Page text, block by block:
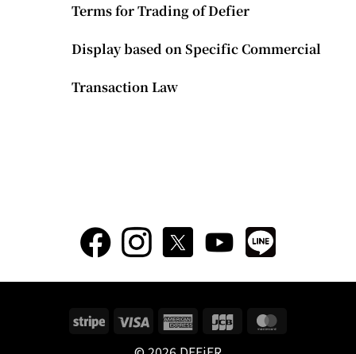
Terms for Trading of Defier
Display based on Specific Commercial
Transaction Law
Stripe Visa
American JCB